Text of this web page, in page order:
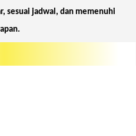
sesuai jadwal, dan memenuhi